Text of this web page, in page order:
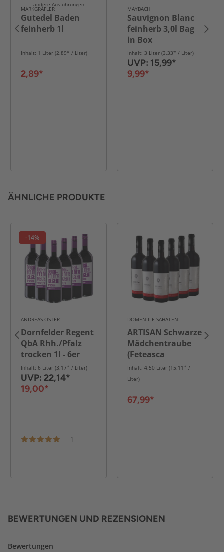
andere Ausführungen
MARKGRÄFLER
Gutedel Baden
feinherb 1l
Inhalt: 1 Liter (2,89* / Liter)
2,89*
MAYBACH
Sauvignon Blanc
feinherb 3,0l Bag
in Box
Inhalt: 3 Liter (3,33* / Liter)
UVP: 15,99*
9,99*
ÄHNLICHE PRODUKTE
-14%
ANDREAS OSTER
Dornfelder Regent
QbA Rhh./Pfalz
trocken 1l - 6er
Karton
Inhalt: 6 Liter (3,17* / Liter)
UVP: 22,14*
19,00*
1
DOMENIILE SAHATENI
ARTISAN Schwarze
Mädchentraube
(Feteasca
Neagra) DOC - 6er
Karton
Inhalt: 4,50 Liter (15,11* /
Liter)
67,99*
BEWERTUNGEN UND REZENSIONEN
Bewertungen